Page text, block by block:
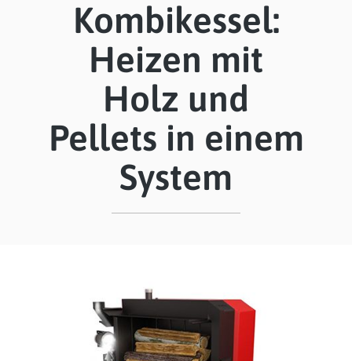
Kombikessel:
Heizen mit
Holz und
Pellets in einem
System